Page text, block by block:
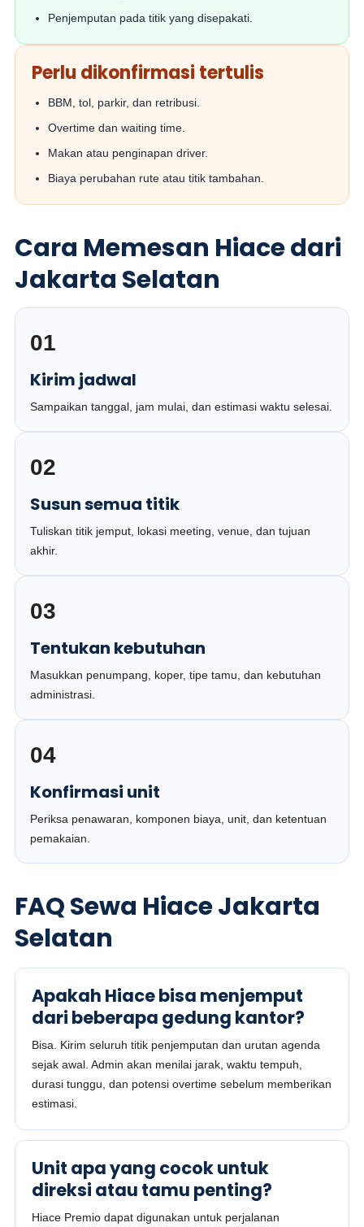
Penjemputan pada titik yang disepakati.
Perlu dikonfirmasi tertulis
BBM, tol, parkir, dan retribusi.
Overtime dan waiting time.
Makan atau penginapan driver.
Biaya perubahan rute atau titik tambahan.
Cara Memesan Hiace dari
Jakarta Selatan
01
Kirim jadwal
Sampaikan tanggal, jam mulai, dan estimasi waktu selesai.
02
Susun semua titik
Tuliskan titik jemput, lokasi meeting, venue, dan tujuan
akhir.
03
Tentukan kebutuhan
Masukkan penumpang, koper, tipe tamu, dan kebutuhan
administrasi.
04
Konfirmasi unit
Periksa penawaran, komponen biaya, unit, dan ketentuan
pemakaian.
FAQ Sewa Hiace Jakarta
Selatan
Apakah Hiace bisa menjemput
dari beberapa gedung kantor?
Bisa. Kirim seluruh titik penjemputan dan urutan agenda
sejak awal. Admin akan menilai jarak, waktu tempuh,
durasi tunggu, dan potensi overtime sebelum memberikan
estimasi.
Unit apa yang cocok untuk
direksi atau tamu penting?
Hiace Premio dapat digunakan untuk perjalanan